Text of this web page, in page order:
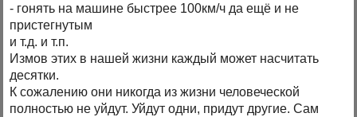
- гонять на машине быстрее 100км/ч да ещё и не
пристегнутым
и т.д. и т.п.
Измов этих в нашей жизни каждый может насчитать
десятки.
К сожалению они никогда из жизни человеческой
полностью не уйдут. Уйдут одни, придут другие. Сам